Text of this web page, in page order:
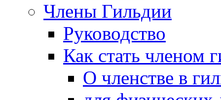
Члены Гильдии
Руководство
Как стать членом
О членстве в